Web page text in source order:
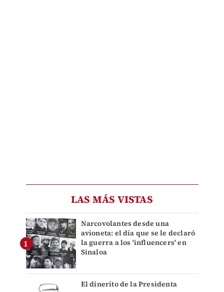
LAS MÁS VISTAS
Narcovolantes desde una
avioneta: el día que se le declaró
la guerra a los 'influencers' en
Sinaloa
El dinerito de la Presidenta